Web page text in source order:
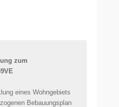
zum
eines Wohngebiets
Bebauungsplan